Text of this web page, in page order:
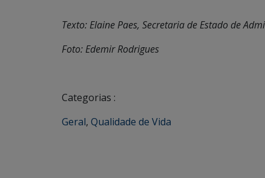
Texto: Elaine Paes, Secretaria de Estado de
Foto: Edemir Rodrigues
Categorias :
Geral, Qualidade de Vida